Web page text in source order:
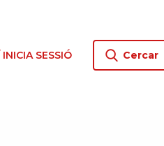
SESSIÓ Cercar